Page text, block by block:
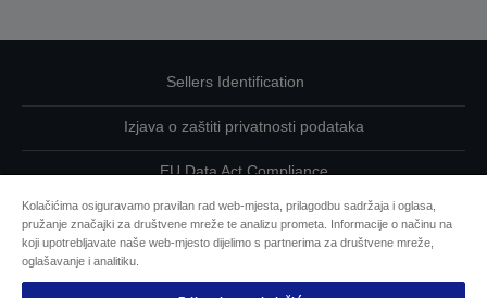
Sellers Identification
Izjava o zaštiti privatnosti podataka
EU Data Act Compliance
Kontaktirajte nas u vezi svojih podataka
Kolačićima osiguravamo pravilan rad web-mjesta, prilagodbu sadržaja i oglasa,
pružanje značajki za društvene mreže te analizu prometa. Informacije o načinu na
koji upotrebljavate naše web-mjesto dijelimo s partnerima za društvene mreže,
oglašavanje i analitiku.